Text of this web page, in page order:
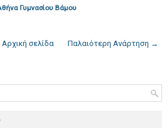
Γυμνασίου Βάμου
Παλαιότερη Ανάρτηση →
Αρχική σελίδα